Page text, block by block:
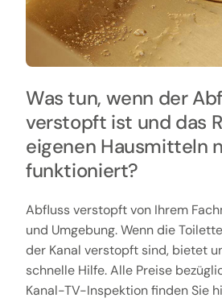
Was tun, wenn der
verstopft ist und das
eigenen Hausmitteln
funktioniert?
Abfluss verstopft von Ihrem
und Umgebung. Wenn die
der Kanal verstopft sind, bietet
schnelle Hilfe. Alle Preise
Kanal-TV-Inspektion finden Sie